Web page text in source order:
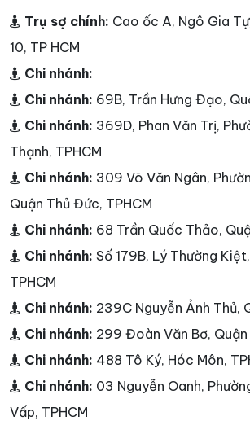
Trụ sợ chính: Cao ốc A, Ngô Gia
10, TP HCM
Chi nhánh:
Chi nhánh: 69B, Trần Hưng Đạo,
Chi nhánh: 369D, Phan Văn Trị,
Thạnh, TPHCM
Chi nhánh: 309 Võ Văn Ngân,
Quận Thủ Đức, TPHCM
Chi nhánh: 68 Trần Quốc Thảo,
Chi nhánh: Số 179B, Lý Thường
TPHCM
Chi nhánh: 239C Nguyễn Ảnh Thủ,
Chi nhánh: 299 Đoàn Văn Bơ, Quận
Chi nhánh: 488 Tô Ký, Hóc Môn,
Chi nhánh: 03 Nguyễn Oanh,
Vấp, TPHCM